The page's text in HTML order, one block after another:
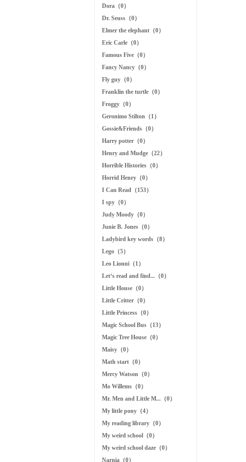
Dora（0）
Dr. Seuss（0）
Elmer the elephant（0）
Eric Carle（0）
Famous Five（0）
Fancy Nancy（0）
Fly guy（0）
Franklin the turtle（0）
Froggy（0）
Geronimo Stilton（1）
Gossie&Friends（0）
Harry potter（0）
Henry and Mudge（22）
Horrible Histories（0）
Horrid Henry（0）
I Can Read（153）
I spy（0）
Judy Moody（0）
Junie B. Jones（0）
Ladybird key words（8）
Lego（5）
Leo Lionni（1）
Let‘s read and find...（0）
Little House（0）
Little Critter（0）
Little Princess（0）
Magic School Bus（13）
Magic Tree House（0）
Maisy（0）
Math start（0）
Mercy Watson（0）
Mo Willems（0）
Mr. Men and Little M...（0）
My little pony（4）
My reading library（0）
My weird school（0）
My weird school daze（0）
Narnia（0）